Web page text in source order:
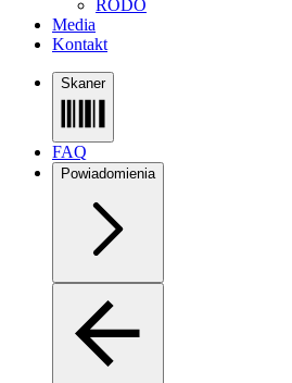
RODO
Media
Kontakt
Skaner
FAQ
Powiadomienia